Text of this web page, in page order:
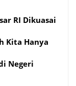
RI Dikuasai
Kita Hanya
Negeri